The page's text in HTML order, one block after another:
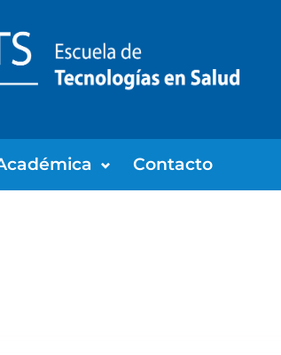
Contacto